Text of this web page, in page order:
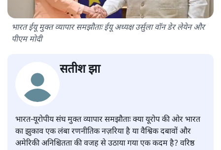
भारत ईयू मुक्त व्यापार समझौताः ईयू अध्यक्ष उर्सुला वॉन डेर लेयेन और
पीएम मोदी
सतीश झा
भारत-यूरोपीय संघ मुक्त व्यापार समझौताः क्या यूरोप की ओर भारत
का झुकाव एक लंबा रणनीतिक नज़रिया है या वैश्विक दबावों और
अमेरिकी अनिश्चितता की वजह से उठाया गया एक कदम है? वरिष्ठ